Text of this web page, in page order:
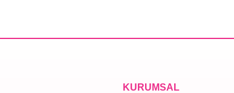
KURUMSAL